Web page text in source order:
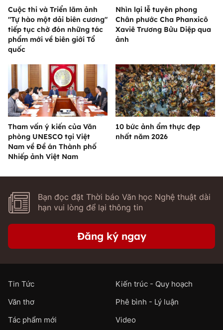
Cuộc thi và Triển lãm ảnh
"Tự hào một dải biên cương"
tiếp tục chờ đón những tác
phẩm mới về biên giới Tổ
quốc
Nhìn lại lễ tuyên phong
Chân phước Cha Phanxicô
Xaviê Trương Bửu Diệp qua
ảnh
Tham vấn ý kiến của Văn
phòng UNESCO tại Việt
Nam về Đề án Thành phố
Nhiếp ảnh Việt Nam
10 bức ảnh ẩm thực đẹp
nhất năm 2026
Bạn đọc đặt Thời báo Văn học Nghệ thuật dài
hạn vui lòng để lại thông tin
Đăng ký ngay
Tin Tức
Kiến trúc - Quy hoạch
Văn thơ
Phê bình - Lý luận
Tác phẩm mới
Video